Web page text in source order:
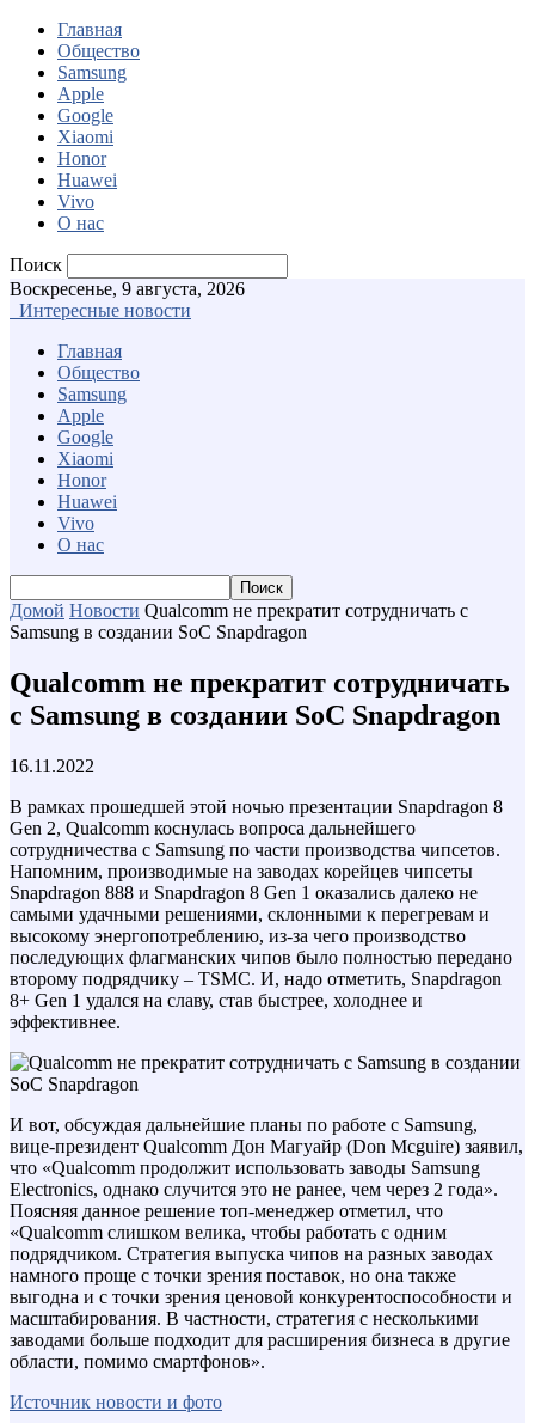
Главная
Общество
Samsung
Apple
Google
Xiaomi
Honor
Huawei
Vivo
О нас
Поиск
Воскресенье, 9 августа, 2026
Интересные новости
Главная
Общество
Samsung
Apple
Google
Xiaomi
Honor
Huawei
Vivo
О нас
Домой Новости Qualcomm не прекратит сотрудничать с
Samsung в создании SoC Snapdragon
Qualcomm не прекратит сотрудничать
с Samsung в создании SoC Snapdragon
16.11.2022
В рамках прошедшей этой ночью презентации Snapdragon 8
Gen 2, Qualcomm коснулась вопроса дальнейшего
сотрудничества с Samsung по части производства чипсетов.
Напомним, производимые на заводах корейцев чипсеты
Snapdragon 888 и Snapdragon 8 Gen 1 оказались далеко не
самыми удачными решениями, склонными к перегревам и
высокому энергопотреблению, из-за чего производство
последующих флагманских чипов было полностью передано
второму подрядчику – TSMC. И, надо отметить, Snapdragon
8+ Gen 1 удался на славу, став быстрее, холоднее и
эффективнее.
И вот, обсуждая дальнейшие планы по работе с Samsung,
вице-президент Qualcomm Дон Магуайр (Don Mcguire) заявил,
что «Qualcomm продолжит использовать заводы Samsung
Electronics, однако случится это не ранее, чем через 2 года».
Поясняя данное решение топ-менеджер отметил, что
«Qualcomm слишком велика, чтобы работать с одним
подрядчиком. Стратегия выпуска чипов на разных заводах
намного проще с точки зрения поставок, но она также
выгодна и с точки зрения ценовой конкурентоспособности и
масштабирования. В частности, стратегия с несколькими
заводами больше подходит для расширения бизнеса в другие
области, помимо смартфонов».
Источник новости и фото